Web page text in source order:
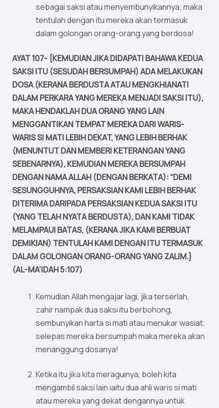
sebagai saksi atau menyembunyikannya; maka
tentulah dengan itu mereka akan termasuk
dalam golongan orang-orang yang berdosa!
AYAT 107- {KEMUDIAN JIKA DIDAPATI BAHAWA KEDUA
SAKSI ITU (SESUDAH BERSUMPAH) ADA MELAKUKAN
DOSA (KERANA BERDUSTA ATAU MENGKHIANATI
DALAM PERKARA YANG MEREKA MENJADI SAKSI ITU),
MAKA HENDAKLAH DUA ORANG YANG LAIN
MENGGANTIKAN TEMPAT MEREKA DARI WARIS-
WARIS SI MATI LEBIH DEKAT, YANG LEBIH BERHAK
(MENUNTUT DAN MEMBERI KETERANGAN YANG
SEBENARNYA), KEMUDIAN MEREKA BERSUMPAH
DENGAN NAMA ALLAH (DENGAN BERKATA): “DEMI
SESUNGGUHNYA, PERSAKSIAN KAMI LEBIH BERHAK
DITERIMA DARIPADA PERSAKSIAN KEDUA SAKSI ITU
(YANG TELAH NYATA BERDUSTA), DAN KAMI TIDAK
MELAMPAUI BATAS, (KERANA JIKA KAMI BERBUAT
DEMIKIAN) TENTULAH KAMI DENGAN ITU TERMASUK
DALAM GOLONGAN ORANG-ORANG YANG ZALIM.}
(AL-MA’IDAH 5:107)
Kemudian Allah mengajar lagi, jika terserlah,
zahir nampak dua saksi itu berbohong,
sembunyikan harta si mati atau menukar wasiat;
selepas mereka bersumpah maka mereka akan
menanggung dosanya!
Ketika itu jika kita meraguinya, boleh kita
mengambil saksi lain iaitu dua ahli waris si mati
atau mereka yang dekat dengannya untuk